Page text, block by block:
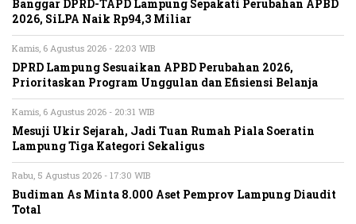
Banggar DPRD-TAPD Lampung Sepakati Perubahan APBD
2026, SiLPA Naik Rp94,3 Miliar
Kamis, 6 Agustus 2026 - 22:03 WIB
DPRD Lampung Sesuaikan APBD Perubahan 2026,
Prioritaskan Program Unggulan dan Efisiensi Belanja
Kamis, 6 Agustus 2026 - 20:31 WIB
Mesuji Ukir Sejarah, Jadi Tuan Rumah Piala Soeratin
Lampung Tiga Kategori Sekaligus
Rabu, 5 Agustus 2026 - 17:30 WIB
Budiman As Minta 8.000 Aset Pemprov Lampung Diaudit
Total